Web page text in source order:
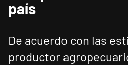
país
De acuerdo con las
productor